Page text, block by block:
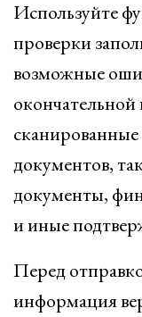
Используйте
проверки
возможные
окончательной
документов,
документы,
и иные
Перед
информация